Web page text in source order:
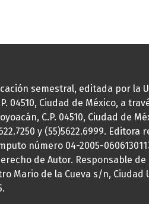
semestral, editada por la
04510, Ciudad de México, a
C.P. 04510, Ciudad de
y (55)5622.6999. Editora
número 04-2005-
de Autor. Responsable
Mario de la Cueva s/n, Ciudad